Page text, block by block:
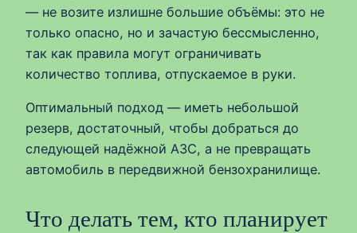
— не возите излишне большие объёмы: это не
только опасно, но и зачастую бессмысленно,
так как правила могут ограничивать
количество топлива, отпускаемое в руки.
Оптимальный подход — иметь небольшой
резерв, достаточный, чтобы добраться до
следующей надёжной АЗС, а не превращать
автомобиль в передвижной бензохранилище.
Что делать тем, кто планирует